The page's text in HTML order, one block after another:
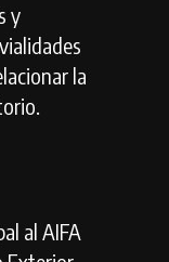
y
la
al AIFA